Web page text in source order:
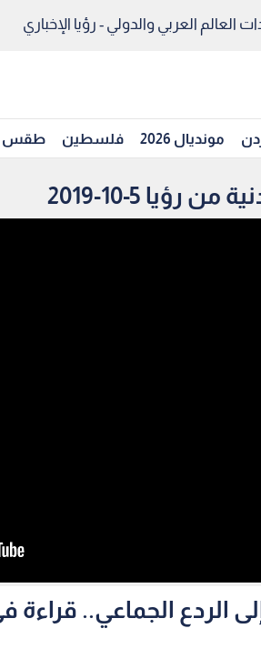
العالم العربي والدولي - رؤيا الإخباري
مونديال 2026 فلسطين طقس
رؤيا 5-10-2019
الردع الجماعي.. قراءة